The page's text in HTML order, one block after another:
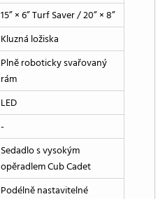
15” × 6” Turf Saver / 20” × 8”
Kluzná ložiska
Plně roboticky svařovaný
rám
LED
-
Sedadlo s vysokým
opěradlem Cub Cadet
Podélně nastavitelné